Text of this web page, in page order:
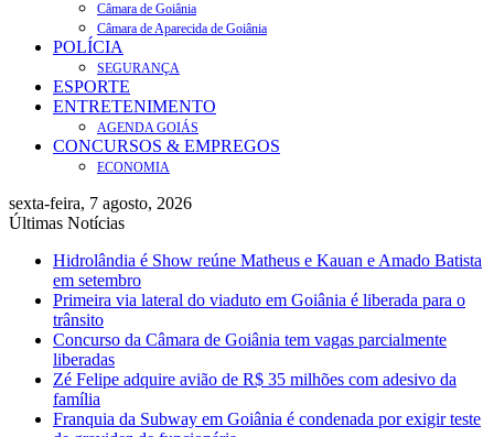
Câmara de Goiânia
Câmara de Aparecida de Goiânia
POLÍCIA
SEGURANÇA
ESPORTE
ENTRETENIMENTO
AGENDA GOIÁS
CONCURSOS & EMPREGOS
ECONOMIA
sexta-feira, 7 agosto, 2026
Últimas Notícias
Hidrolândia é Show reúne Matheus e Kauan e Amado Batista
em setembro
Primeira via lateral do viaduto em Goiânia é liberada para o
trânsito
Concurso da Câmara de Goiânia tem vagas parcialmente
liberadas
Zé Felipe adquire avião de R$ 35 milhões com adesivo da
família
Franquia da Subway em Goiânia é condenada por exigir teste